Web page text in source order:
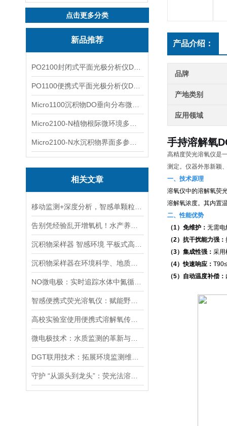
点击更多分类
新品推荐
相关文章
产品介绍：
品牌
产地类别
应用领域
手持溶解氧
高精度荧光溶氧仪是
测定。仪器外形新颖
一、技术原理
溶氧仪中的溶解氧荧
溶解氧浓度。其内置
二、性能优势
（1）免维护： 无需电
（2）抗干扰能力强：
（3）集成性强： 采用
（4）快速响应：
（5）自动温度补偿：